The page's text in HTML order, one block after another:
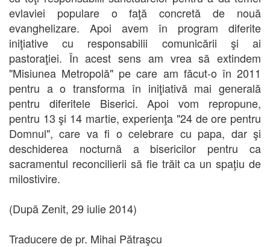
evlaviei populare o faţă concretă de nouă
evanghelizare. Apoi avem în program diferite
iniţiative cu responsabilii comunicării şi ai
pastoraţiei. În acest sens am vrea să extindem
"Misiunea Metropolă" pe care am făcut-o în 2011
pentru a o transforma în iniţiativă mai generală
pentru diferitele Biserici. Apoi vom repropune,
pentru 13 şi 14 martie, experienţa "24 de ore pentru
Domnul", care va fi o celebrare cu papa, dar şi
deschiderea nocturnă a bisericilor pentru ca
sacramentul reconcilierii să fie trăit ca un spaţiu de
milostivire.
(După Zenit, 29 iulie 2014)
Traducere de pr. Mihai Pătraşcu